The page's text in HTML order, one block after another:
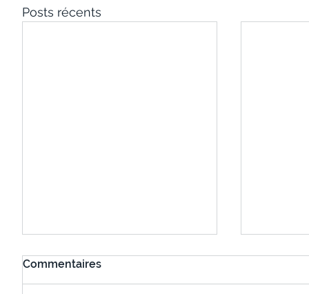
Posts récents
Commentaires